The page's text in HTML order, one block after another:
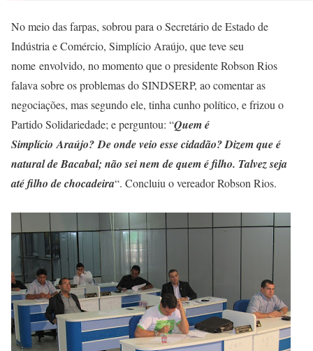
No meio das farpas, sobrou para o Secretário de Estado de
Indústria e Comércio, Simplício Araújo, que teve seu
nome envolvido, no momento que o presidente Robson Rios
falava sobre os problemas do SINDSERP, ao comentar as
negociações, mas segundo ele, tinha cunho político, e frizou o
Partido Solidariedade; e perguntou: “Quem é
Simplício Araújo? De onde veio esse cidadão? Dizem que é
natural de Bacabal; não sei nem de quem é filho. Talvez seja
até filho de chocadeira“. Concluiu o vereador Robson Rios.